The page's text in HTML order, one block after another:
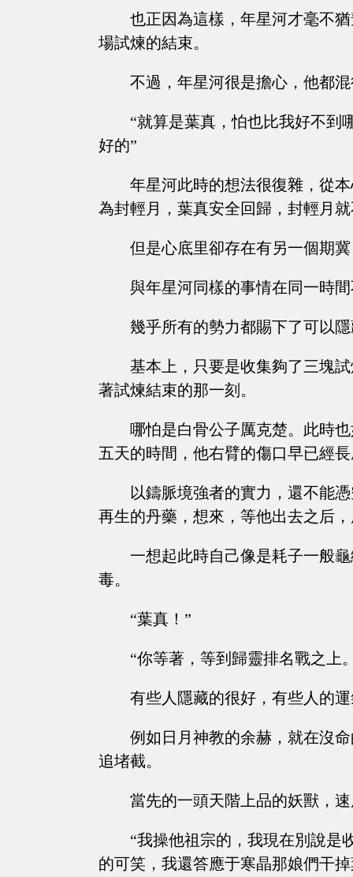
也正因為這樣，年星河才毫不
場試煉的結束。
不過，年星河很是擔心，他都
“就算是葉真，怕也比我好不到
好的”
年星河此時的想法很復雜，從
為封輕月，葉真安全回歸，封輕月
但是心底里卻存在有另一個期
與年星河同樣的事情在同一時
幾乎所有的勢力都賜下了可以
基本上，只要是收集夠了三塊
著試煉結束的那一刻。
哪怕是白骨公子厲克楚。此時
五天的時間，他右臂的傷口早已經
以鑄脈境強者的實力，還不能
再生的丹藥，想來，等他出去之后
一想起此時自己像是耗子一般
毒。
“葉真！”
“你等著，等到歸靈排名戰之上
有些人隱藏的很好，有些人的
例如日月神教的余赫，就在沒
追堵截。
當先的一頭天階上品的妖獸，
“我操他祖宗的，我現在別說是
的可笑，我還答應于寒晶那娘們干